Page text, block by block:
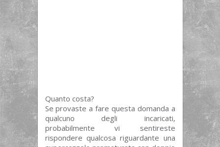
Quanto costa?
Se provaste a fare questa domanda a
qualcuno degli incaricati,
probabilmente vi sentireste
rispondere qualcosa riguardante una